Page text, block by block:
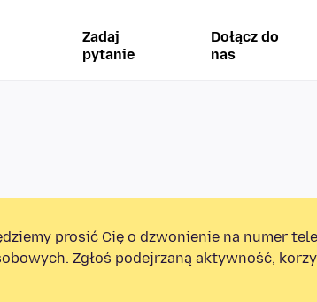
Zadaj
pytanie
Dołącz do
nas
prosić Cię o dzwonienie na numer
Zgłoś podejrzaną aktywność,